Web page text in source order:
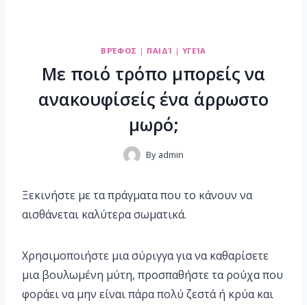
ΒΡΈΦΟΣ | ΠΑΙΔΊ | ΥΓΕΊΑ
Με ποιό τρόπο μπορείς να
ανακουφίσείς ένα άρρωστο
μωρό;
By admin
Ξεκινήστε με τα πράγματα που το κάνουν να
αισθάνεται καλύτερα σωματικά.
Χρησιμοποιήστε μια σύριγγα για να καθαρίσετε
μια βουλωμένη μύτη, προσπαθήστε τα ρούχα που
φοράει να μην είναι πάρα πολύ ζεστά ή κρύα και